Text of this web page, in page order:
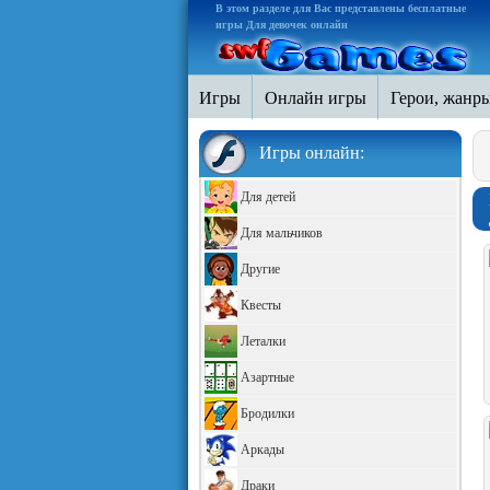
В этом разделе для Вас представлены бесплатные
игры Для девочек онлайн
Игры Онлайн игры Герои,
Игры онлайн:
Для детей
Для мальчиков
Другие
Квесты
Леталки
Азартные
Бродилки
Аркады
Драки